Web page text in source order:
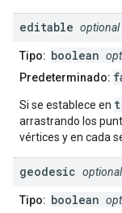
editable optional
Tipo: boolean
Predeterminado:
Si se establece en
arrastrando los
vértices y en cada
geodesic optional
Tipo: boolean